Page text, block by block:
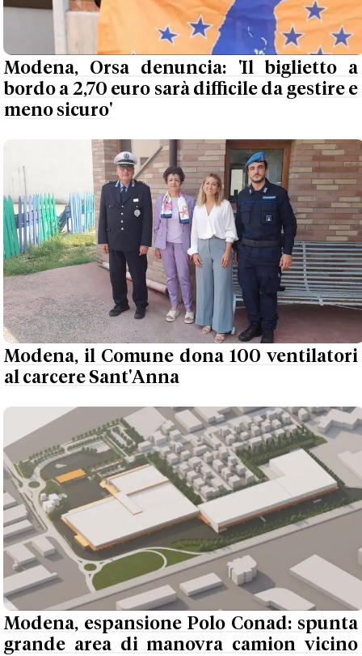
Modena, Orsa denuncia: 'Il biglietto a
bordo a 2,70 euro sarà difficile da gestire e
meno sicuro'
Modena, il Comune dona 100 ventilatori
al carcere Sant'Anna
Modena, espansione Polo Conad: spunta
grande area di manovra camion vicino